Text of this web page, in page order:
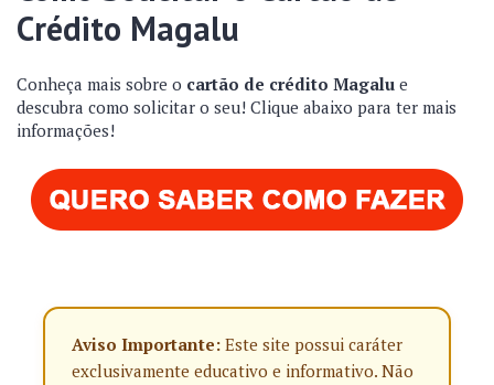
Crédito Magalu
Conheça mais sobre o cartão de crédito Magalu e
descubra como solicitar o seu! Clique abaixo para ter mais
informações!
Aviso Importante: Este site possui caráter
exclusivamente educativo e informativo. Não